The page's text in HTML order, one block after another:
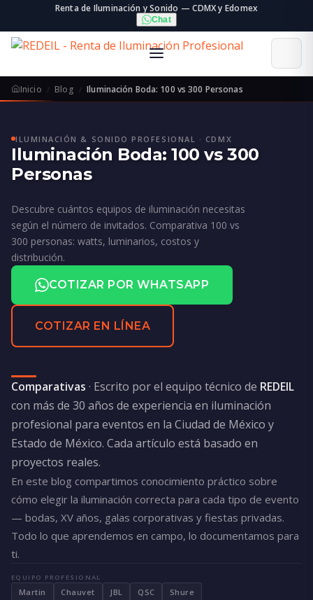
Renta de Iluminación y Sonido — CDMX y Edomex
Chat
Inicio Blog Iluminación Boda: 100 vs 300 Personas
ILUMINACIÓN & SONIDO PROFESIONAL · CDMX
Iluminación Boda: 100 vs 300
Personas
Descubre cuántos equipos de iluminación necesitas
según el número de invitados. Comparativa 100 vs
300 personas: watts, luminarios, costos y
distribución.
COTIZAR POR WHATSAPP
COTIZAR EN LÍNEA
Comparativas · Escrito por el equipo técnico de REDEIL
con más de 30 años de experiencia en iluminación
profesional para eventos en la Ciudad de México y
Estado de México. Cada artículo está basado en
proyectos reales.
En este blog compartimos conocimiento práctico sobre
cómo elegir la iluminación correcta para cada tipo de evento
— bodas, XV años, galas corporativas y fiestas privadas.
Todo lo que aprendemos en campo, lo documentamos para
ti.
EQUIPO PROFESIONAL
Martin Chauvet JBL QSC Shure